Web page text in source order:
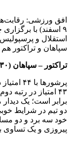
افق ورزشی:
۹ اسفند) با
استقلال و
سپاهان و تراکتور هم
تراکتور – سپاهان (۱۴:۳۰)
۴۳ امتیاز در رتبه
برابر است؛ یک
دو تیم در شرایط
خود سه برد و دو
پیروزی و یک تساوی